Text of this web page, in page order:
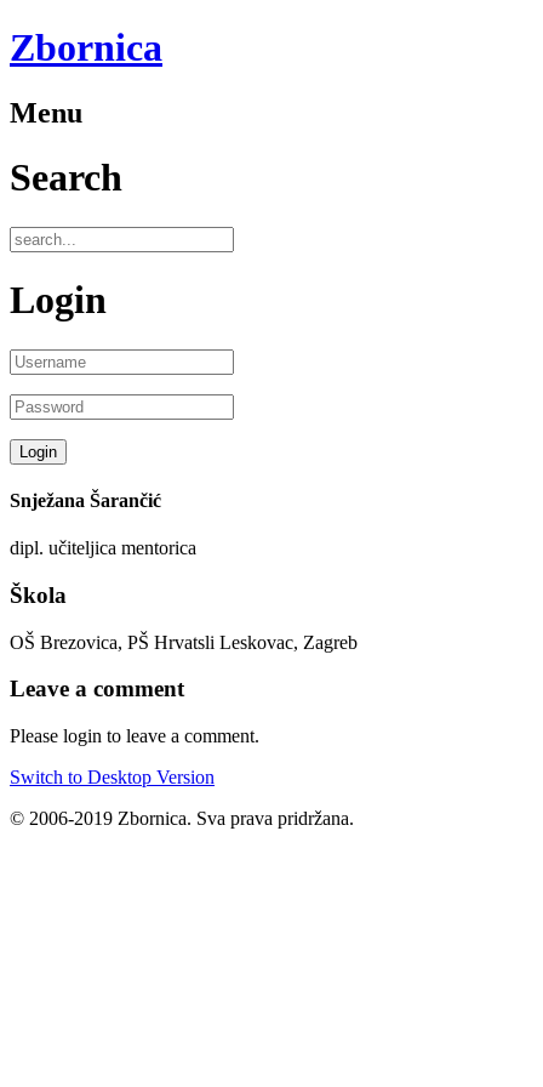
Zbornica
Menu
Search
Login
Snježana Šarančić
dipl. učiteljica mentorica
Škola
OŠ Brezovica, PŠ Hrvatsli Leskovac, Zagreb
Leave a comment
Please login to leave a comment.
Switch to Desktop Version
© 2006-2019 Zbornica. Sva prava pridržana.